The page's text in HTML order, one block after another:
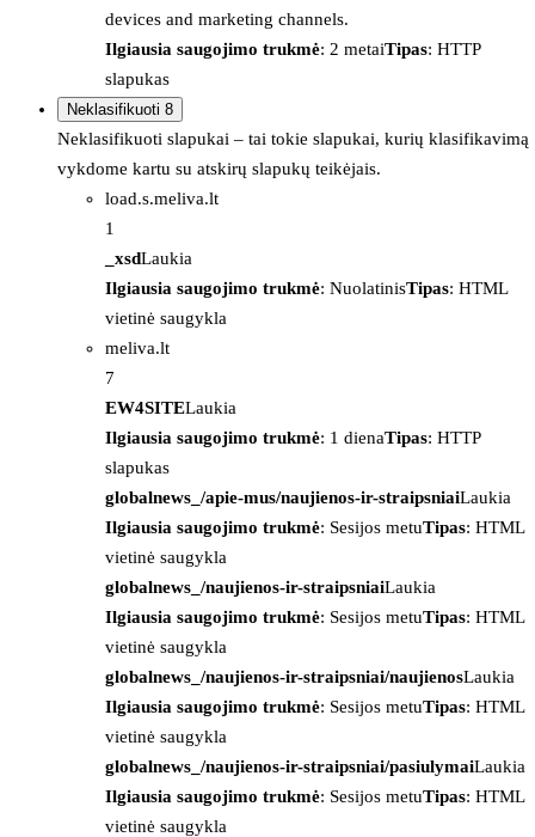
devices and marketing channels.
Ilgiausia saugojimo trukmė: 2 metaiTipas: HTTP
slapukas
Neklasifikuoti 8
Neklasifikuoti slapukai – tai tokie slapukai, kurių klasifikavimą
vykdome kartu su atskirų slapukų teikėjais.
load.s.meliva.lt
1
_xsdLaukia
Ilgiausia saugojimo trukmė: NuolatinisTipas: HTML
vietinė saugykla
meliva.lt
7
EW4SITELaukia
Ilgiausia saugojimo trukmė: 1 dienaTipas: HTTP
slapukas
globalnews_/apie-mus/naujienos-ir-straipsniaiLaukia
Ilgiausia saugojimo trukmė: Sesijos metuTipas: HTML
vietinė saugykla
globalnews_/naujienos-ir-straipsniaiLaukia
Ilgiausia saugojimo trukmė: Sesijos metuTipas: HTML
vietinė saugykla
globalnews_/naujienos-ir-straipsniai/naujienosLaukia
Ilgiausia saugojimo trukmė: Sesijos metuTipas: HTML
vietinė saugykla
globalnews_/naujienos-ir-straipsniai/pasiulymaiLaukia
Ilgiausia saugojimo trukmė: Sesijos metuTipas: HTML
vietinė saugykla